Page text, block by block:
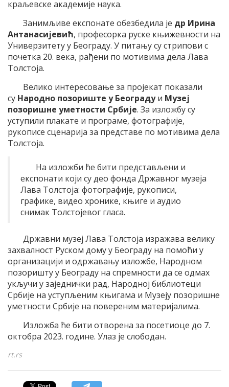
краљевске академије наука.
Занимљиве експонате обезбедила је др Ирина
Антанасијевић, професорка руске књижевности на
Универзитету у Београду. У питању су стрипови с
почетка 20. века, рађени по мотивима дела Лава
Толстоја.
Велико интересовање за пројекат показали
су Народно позориште у Београдуи Музеј
позоришне уметности Србије. За изложбу су
уступили плакате и програме, фотографије,
рукописе сценарија за представе по мотивима дела
Толстоја.
На изложби ће бити представљени и
експонати који су део фонда Државног музеја
Лава Толстоја: фотографије, рукописи,
графике, видео хронике, књиге и аудио
снимак Толстојевог гласа.
Државни музеј Лава Толстоја изражава велику
захвалност Руском дому у Београду на помоћи у
организацији и одржавању изложбе, Народном
позоришту у Београду на спремности да се одмах
укључи у заједнички рад, Народној библиотеци
Србије на уступљеним књигама и Музеју позоришне
уметности Србије на повереним материјалима.
Изложба ће бити отворена за посетиоце до 7.
октобра 2023. године. Улаз је слободан.
rt.rs